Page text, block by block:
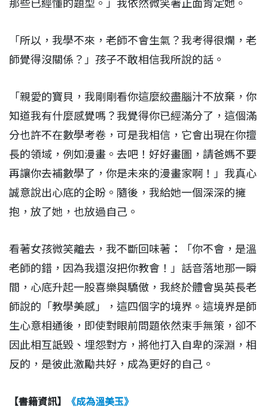
那些已經懂的題型。」我依然微笑著正面肯定她。
「所以，我學不來，老師不會生氣？我考得很爛，老
師覺得沒關係？」孩子不敢相信我所說的話。
「親愛的寶貝，我剛剛看你這麼絞盡腦汁不放棄，你
知道我有什麼感覺嗎？我覺得你已經滿分了，這個滿
分也許不在數學考卷，可是我相信，它會出現在你擅
長的領域，例如漫畫。去吧！好好畫圖，請爸媽不要
再讓你去補數學了，你是未來的漫畫家啊！」我真心
誠意說出心底的企盼。隨後，我給她一個深深的擁
抱，放了她，也放過自己。
看著女孩微笑離去，我不斷回味著：「你不會，是溫
老師的錯，因為我還沒把你教會！」話音落地那一瞬
間，心底升起一股喜樂與驕傲，我終於體會吳英長老
師說的「教學美感」，這四個字的境界。這境界是師
生心意相通後，即使對眼前問題依然束手無策，卻不
因此相互詆毀、埋怨對方，將他打入自卑的深淵，相
反的，是彼此激勵共好，成為更好的自己。
【書籍資訊】 《成為溫美玉》